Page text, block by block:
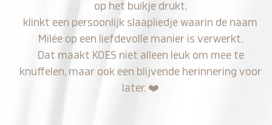
op het buikje drukt,
klinkt een persoonlijk slaapliedje waarin de naam
Milée op een liefdevolle manier is verwerkt.
Dat maakt KOES niet alleen leuk om mee te
knuffelen, maar ook een blijvende herinnering voor
later. ❤️